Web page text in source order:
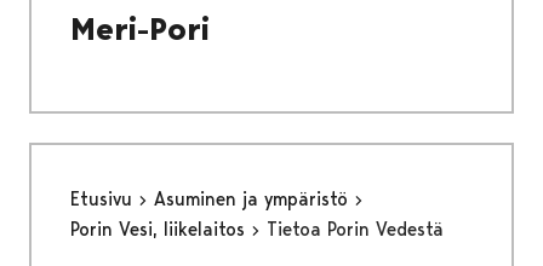
Meri-Pori
Etusivu
Asuminen ja ympäristö
Porin Vesi, liikelaitos
Tietoa Porin Vedestä